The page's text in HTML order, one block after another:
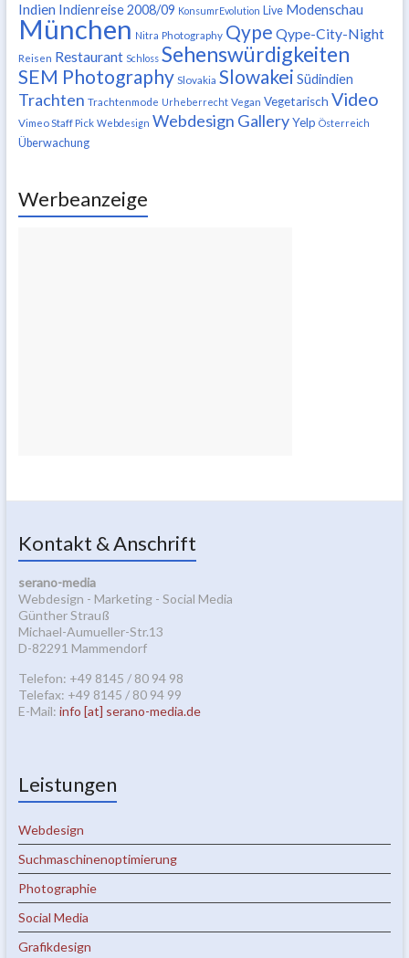
Indien Indienreise 2008/09 KonsumrEvolution Live Modenschau
München Nitra Photography Qype Qype-City-Night
Reisen Restaurant Schloss Sehenswürdigkeiten
SEM Photography Slovakia Slowakei Südindien
Trachten Trachtenmode Urheberrecht Vegan Vegetarisch Video
Vimeo Staff Pick Webdesign Webdesign Gallery Yelp Österreich
Überwachung
Werbeanzeige
Kontakt & Anschrift
serano-media
Webdesign - Marketing - Social Media
Günther Strauß
Michael-Aumueller-Str.13
D-82291 Mammendorf
Telefon: +49 8145 / 80 94 98
Telefax: +49 8145 / 80 94 99
E-Mail: info [at] serano-media.de
Leistungen
Webdesign
Suchmaschinenoptimierung
Photographie
Social Media
Grafikdesign